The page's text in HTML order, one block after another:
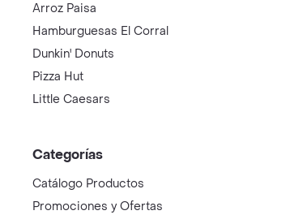
Arroz Paisa
Hamburguesas El Corral
Dunkin' Donuts
Pizza Hut
Little Caesars
Categorías
Catálogo Productos
Promociones y Ofertas